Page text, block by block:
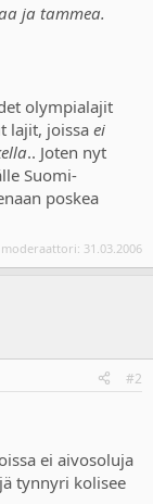
ja tammea.
olympialajit
lajit, joissa ei
.. Joten nyt
Suomi-
poskea
31.03.2006
#2
ei aivosoluja
tynnyri kolisee